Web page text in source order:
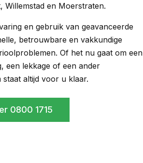
Willemstad en Moerstraten.
en gebruik van geavanceerde
betrouwbare en vakkundige
Of het nu gaat om een
een lekkage of een ander
altijd voor u klaar.
0800 1715